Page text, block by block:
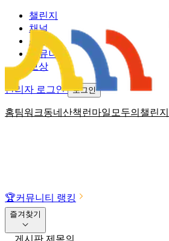
홈팀워크동네산책 런마일 모두의챌린지
챌린지
채널
소식
커뮤니티
보상
관리자 로그인 로그인
🏆커뮤니티 랭킹
즐겨찾기
게시판 제목의